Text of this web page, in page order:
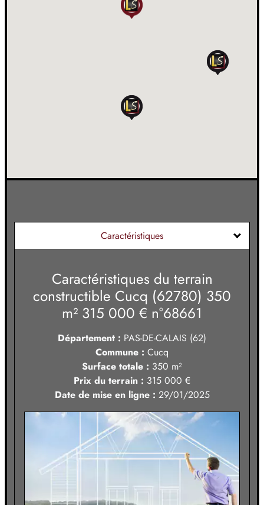
Caractéristiques
Caractéristiques du terrain
constructible Cucq (62780) 350
m² 315 000 € n°68661
Département : PAS-DE-CALAIS (62)
Commune : Cucq
Surface totale : 350 m²
Prix du terrain : 315 000 €
Date de mise en ligne : 29/01/2025